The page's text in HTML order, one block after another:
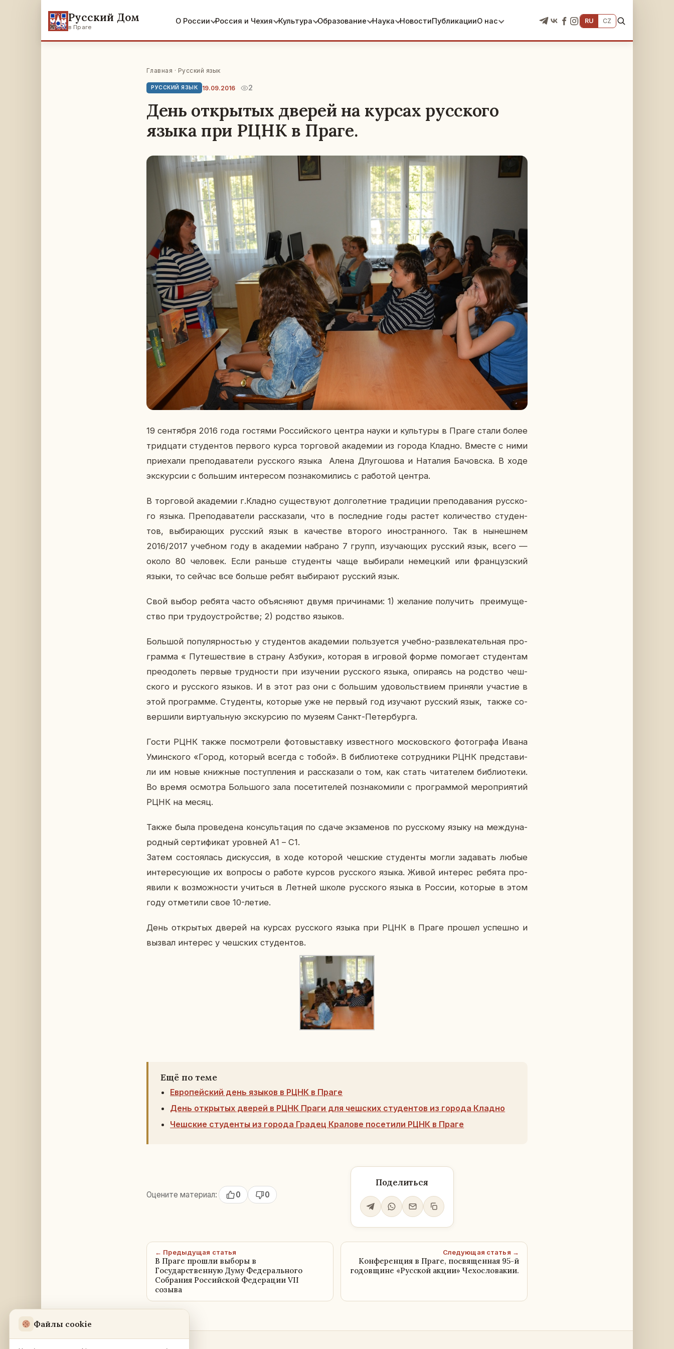
Русский Дом
в Праге
О России Россия и Чехия Культура Образование Наука НовостиПубликацииО нас RU CZ
Главная · Русский язык
РУССКИЙ ЯЗЫК 19.09.2016 2
День открытых дверей на курсах русского
языка при РЦНК в Праге.
19 сен­тяб­ря 2016 года го­стя­ми Рос­сий­ско­го центра науки и куль­ту­ры в Праге стали более
трид­ца­ти сту­ден­тов пер­во­го курса тор­го­вой ака­де­мии из города Кладно. Вместе с ними
при­е­ха­ли пре­по­да­ва­те­ли рус­ско­го языка Алена Длу­го­шо­ва и На­та­лия Ба­чов­ска. В ходе
экс­кур­сии с боль­шим ин­те­ре­сом по­зна­ко­ми­лись с ра­бо­той центра.
В тор­го­вой ака­де­мии г.Кладно су­ще­ству­ют дол­го­лет­ние тра­ди­ции пре­по­да­ва­ния рус­ско­
го языка. Пре­по­да­ва­те­ли рас­ска­за­ли, что в по­след­ние годы растет ко­ли­че­ство сту­ден­
тов, вы­би­ра­ю­щих рус­ский язык в ка­че­стве вто­ро­го ино­стран­но­го. Так в ны­неш­нем
2016/2017 учеб­ном году в ака­де­мии на­бра­но 7 групп, изу­ча­ю­щих рус­ский язык, всего —
около 80 че­ло­век. Если раньше сту­ден­ты чаще вы­би­ра­ли немец­кий или фран­цуз­ский
языки, то сейчас все больше ребят вы­би­ра­ют рус­ский язык.
Свой выбор ребята часто объ­яс­ня­ют двумя при­чи­на­ми: 1) же­ла­ние по­лу­чить пре­иму­ще­
ство при тру­до­устрой­стве; 2) род­ство языков.
Боль­шой по­пу­ляр­но­стью у сту­ден­тов ака­де­мии поль­зу­ет­ся учебно-раз­вле­ка­тель­ная про­
грам­ма « Пу­те­ше­ствие в страну Азбуки», ко­то­рая в иг­ро­вой форме по­мо­га­ет сту­ден­там
пре­одо­леть первые труд­но­сти при изу­че­нии рус­ско­го языка, опи­ра­ясь на род­ство чеш­
ско­го и рус­ско­го языков. И в этот раз они с боль­шим удо­воль­стви­ем при­ня­ли уча­стие в
этой про­грам­ме. Сту­ден­ты, ко­то­рые уже не первый год изу­ча­ют рус­ский язык, также со­
вер­ши­ли вир­ту­аль­ную экс­кур­сию по музеям Санкт-Пе­тер­бур­га.
Гости РЦНК также по­смот­ре­ли фо­то­вы­став­ку из­вест­но­го мос­ков­ско­го фо­то­гра­фа Ивана
Умин­ско­го «Город, ко­то­рый всегда с тобой». В биб­лио­те­ке со­труд­ни­ки РЦНК пред­ста­ви­
ли им новые книж­ные по­ступ­ле­ния и рас­ска­за­ли о том, как стать чи­та­те­лем биб­лио­те­ки.
Во время осмот­ра Боль­шо­го зала по­се­ти­те­лей по­зна­ко­ми­ли с про­грам­мой ме­ро­при­я­тий
РЦНК на месяц.
Также была про­ве­де­на кон­суль­та­ция по сдаче эк­за­ме­нов по рус­ско­му языку на меж­ду­на­
род­ный сер­ти­фи­кат уров­ней А1 – С1.
Затем со­сто­я­лась дис­кус­сия, в ходе ко­то­рой чеш­ские сту­ден­ты могли за­да­вать любые
ин­те­ре­су­ю­щие их во­про­сы о работе курсов рус­ско­го языка. Живой ин­те­рес ребята про­
яви­ли к воз­мож­но­сти учить­ся в Летней школе рус­ско­го языка в России, ко­то­рые в этом
году от­ме­ти­ли свое 10-летие.
День от­кры­тых дверей на курсах рус­ско­го языка при РЦНК в Праге прошел успеш­но и
вызвал ин­те­рес у чеш­ских сту­ден­тов.
Ещё по теме
Европейский день языков в РЦНК в Праге
День открытых дверей в РЦНК Праги для чешских студентов из города Кладно
Чешские студенты из города Градец Кралове посетили РЦНК в Праге
Оцените материал: 0 0
Поделиться
← Предыдущая статья
В Праге прошли выборы в
Государственную Думу Федерального
Собрания Российской Федерации VII
созыва
Следующая статья →
Конференция в Праге, посвященная 95-й
годовщине «Русской акции» Чехословакии.
Файлы cookie